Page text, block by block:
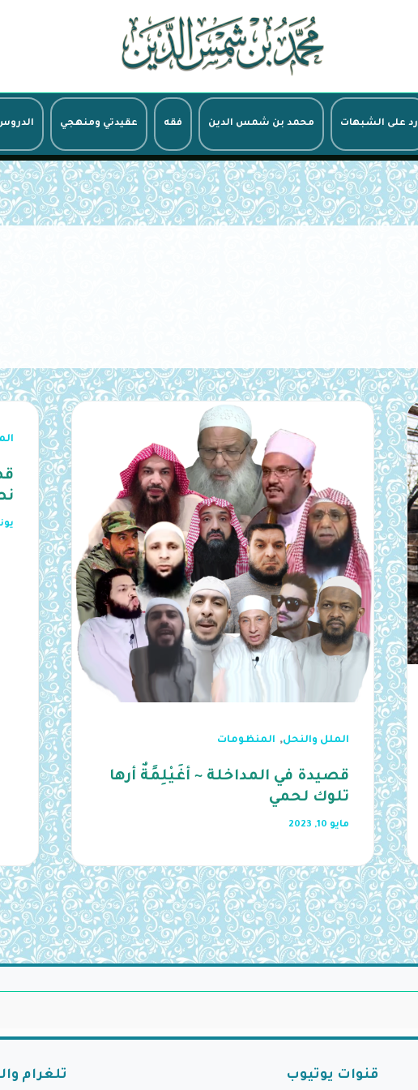
رد على الشبهات محمد بن شمس الدين فقه عقيدتي ومنهجي
الملل والنحل, المنظومات
قصيدة في المداخلة ~ أغَيْلِمًةٌ أرها
تلوك لحمي
مايو 10, 2023
يونيو
قنوات يوتيوب تلغرام